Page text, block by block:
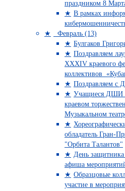
праздником 8
В рамках
Февраль (13)
Булгаков
Поздравляем
XXXIV краевого
коллективов
Поздравляем с
Учащиеся ДШИ
краевом
Музыкальном
обладатель Гран-
"Орбита Талантов"
День защитника
афиша
Образцовые
участие в